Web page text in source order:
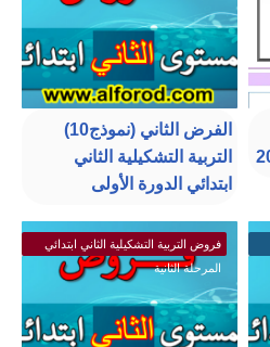
الفرض الثاني (نموذج10)
التربية التشكيلية الثاني
ابتدائي الدورة الأولى
فروض التربية التشكيلية الثاني ابتدائي
المرحلة الثانية